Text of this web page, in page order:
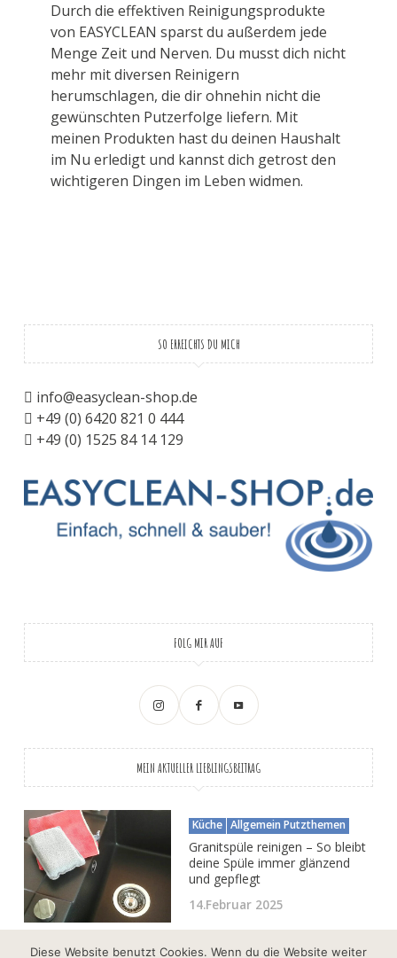
Durch die effektiven Reinigungsprodukte
von EASYCLEAN sparst du außerdem jede
Menge Zeit und Nerven. Du musst dich nicht
mehr mit diversen Reinigern
herumschlagen, die dir ohnehin nicht die
gewünschten Putzerfolge liefern. Mit
meinen Produkten hast du deinen Haushalt
im Nu erledigt und kannst dich getrost den
wichtigeren Dingen im Leben widmen.
SO ERREICHTS DU MICH
info@easyclean-shop.de
+49 (0) 6420 821 0 444
+49 (0) 1525 84 14 129
FOLG MIR AUF
MEIN AKTUELLER LIEBLINGSBEITRAG
Küche Allgemein Putzthemen
Granitspüle reinigen – So bleibt
deine Spüle immer glänzend
und gepflegt
14.Februar 2025
Diese Website benutzt Cookies. Wenn du die Website weiter